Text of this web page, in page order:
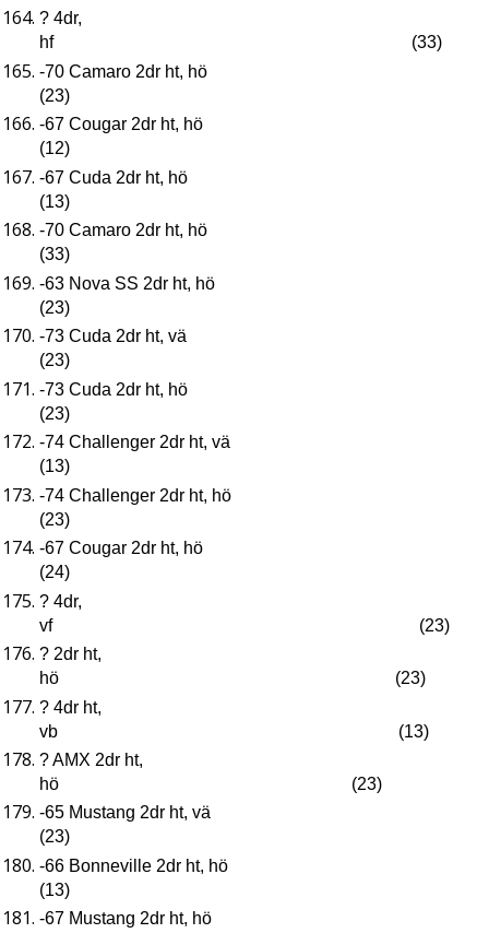
? 4dr,
hf (33)
-70 Camaro 2dr ht, hö
(23)
-67 Cougar 2dr ht, hö
(12)
-67 Cuda 2dr ht, hö
(13)
-70 Camaro 2dr ht, hö
(33)
-63 Nova SS 2dr ht, hö
(23)
-73 Cuda 2dr ht, vä
(23)
-73 Cuda 2dr ht, hö
(23)
-74 Challenger 2dr ht, vä
(13)
-74 Challenger 2dr ht, hö
(23)
-67 Cougar 2dr ht, hö
(24)
? 4dr,
vf (23)
? 2dr ht,
hö (23)
? 4dr ht,
vb (13)
? AMX 2dr ht,
hö (23)
-65 Mustang 2dr ht, vä
(23)
-66 Bonneville 2dr ht, hö
(13)
-67 Mustang 2dr ht, hö